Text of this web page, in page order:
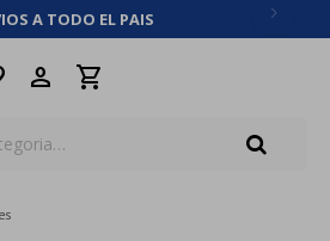
A TODO EL PAIS